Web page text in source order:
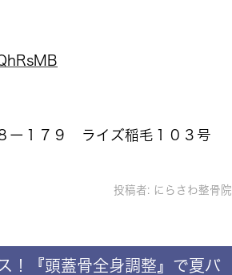
１７９ ライズ稲毛１０３号
投稿者: にらさわ整骨院
！『頭蓋骨全身調整』で夏バ